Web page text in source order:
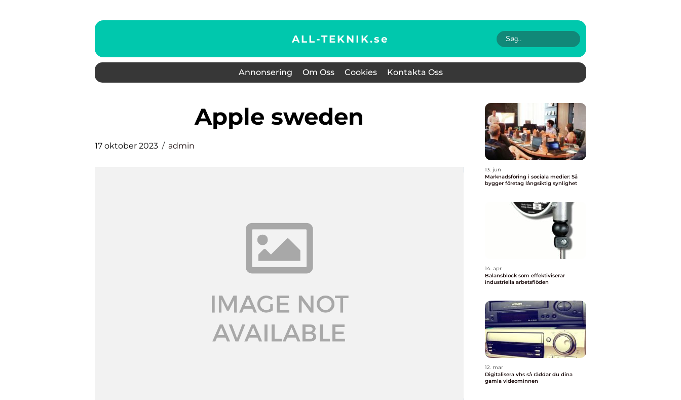
ALL-TEKNIK.se
Annonsering Om Oss Cookies Kontakta Oss
apple sweden
17 oktober 2023 admin
13. jun
Marknadsföring i sociala medier: Så
bygger företag långsiktig synlighet
14. apr
Balansblock som effektiviserar
industriella arbetsflöden
12. mar
Digitalisera vhs så räddar du dina
gamla videominnen